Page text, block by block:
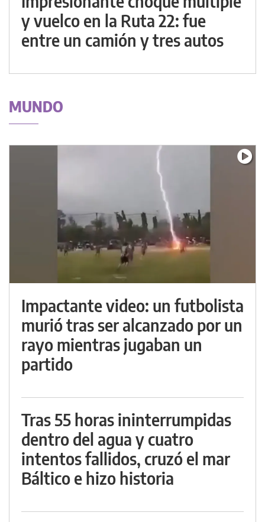
y vuelco en la Ruta 22: fue
entre un camión y tres autos
MUNDO
Impactante video: un futbolista
murió tras ser alcanzado por un
rayo mientras jugaban un
partido
Tras 55 horas ininterrumpidas
dentro del agua y cuatro
intentos fallidos, cruzó el mar
Báltico e hizo historia